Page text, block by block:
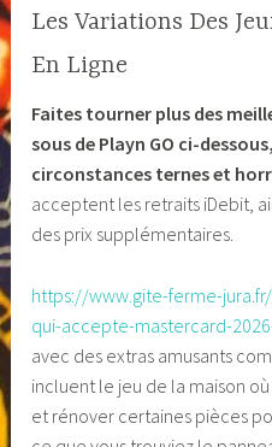
Les Variations Des
En Ligne
Faites tourner plus des
sous de Playn GO ci-
circonstances ternes et
acceptent les retraits iDebit,
des prix supplémentaires.
https://www.gite-ferme-
qui-accepte-mastercard-
avec des extras amusants
incluent le jeu de la maison
et rénover certaines pièces